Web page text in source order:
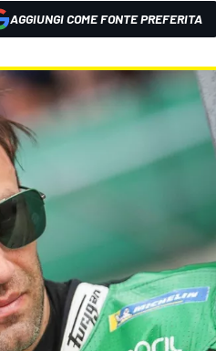
AGGIUNGI COME FONTE PREFERITA